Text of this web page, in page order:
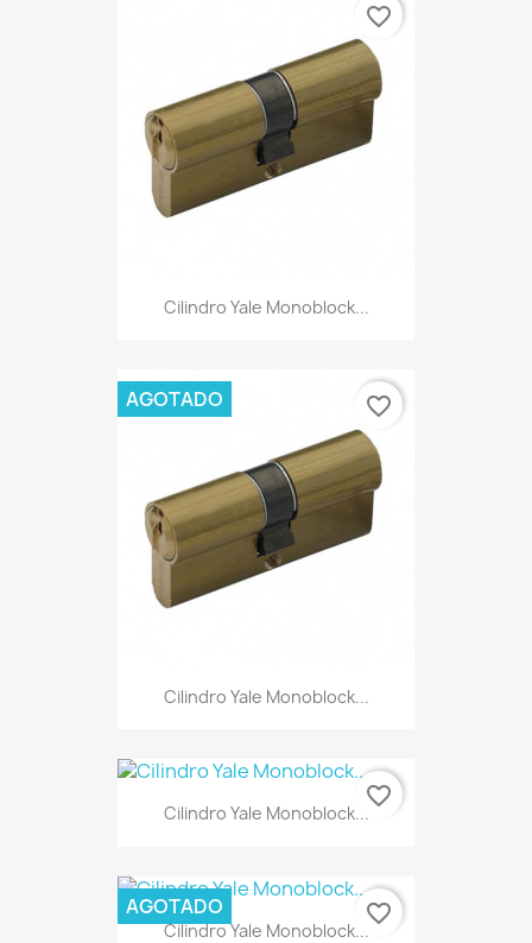
Cilindro Yale Monoblock...
favorite_border
Cilindro Yale Monoblock...
AGOTADO favorite_border
Cilindro Yale Monoblock...
favorite_border
Cilindro Yale Monoblock...
AGOTADO favorite_border